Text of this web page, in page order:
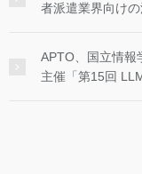
者派遣業界向け
APTO、国立情報
主催「第15回